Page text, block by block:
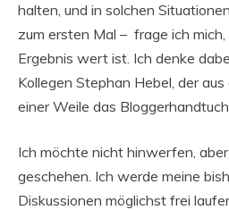
halten, und in solchen
zum ersten Mal – frage ich
Ergebnis wert ist. Ich denke
Kollegen Stephan Hebel, der
einer Weile das
Ich möchte nicht hinwerfen,
geschehen. Ich werde meine
Diskussionen möglichst frei